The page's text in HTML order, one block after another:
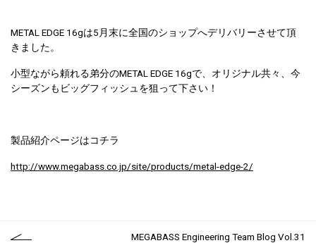
METAL EDGE 16gは5月末に全国のショップへデリバリーさせて頂
きました。
小型ながら頼れる弟分のMETAL EDGE 16gで、オリジナル共々、今
シーズンもビッグフィッシュを狙って下さい！
製品紹介ページはコチラ
http://www.megabass.co.jp/site/products/metal-edge-2/
MEGABASS Engineering Team Blog Vol.31